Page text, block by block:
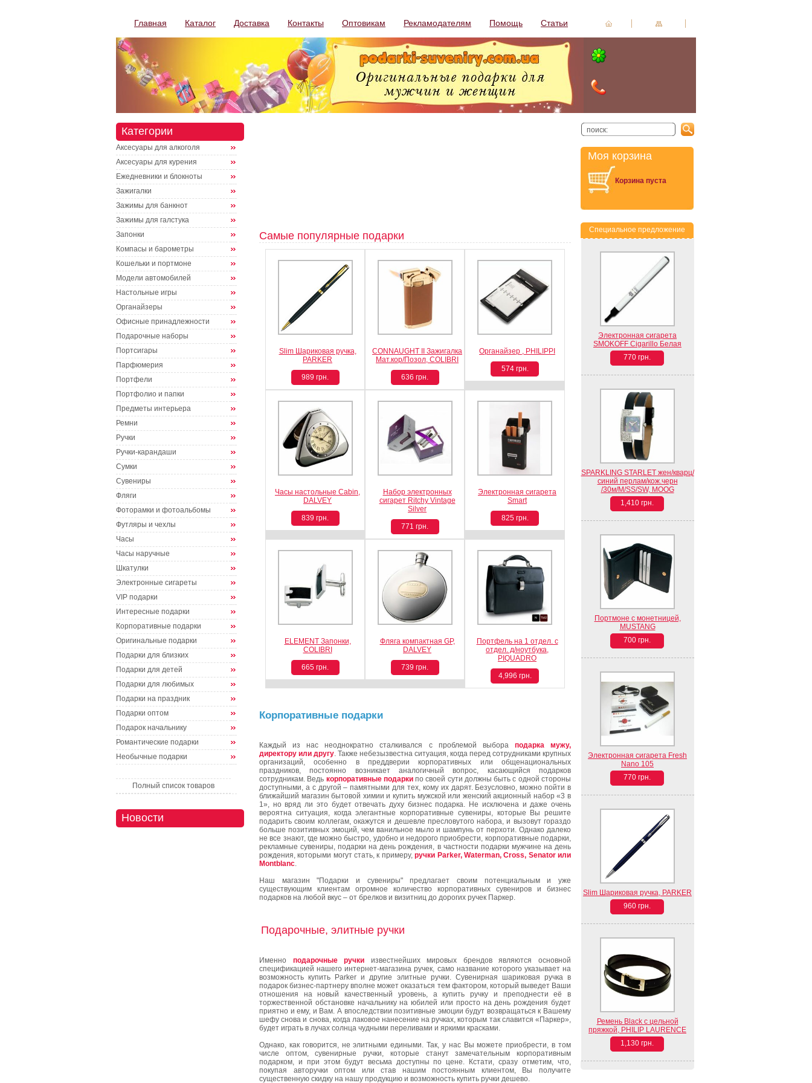
Главная Каталог Доставка Контакты Оптовикам Рекламодателям Помощь Статьи
Категории
Аксесуары для алкоголя
Аксесуары для курения
Ежедневники и блокноты
Зажигалки
Зажимы для банкнот
Зажимы для галстука
Запонки
Компасы и барометры
Кошельки и портмоне
Модели автомобилей
Настольные игры
Органайзеры
Офисные принадлежности
Подарочные наборы
Портсигары
Парфюмерия
Портфели
Портфолио и папки
Предметы интерьера
Ремни
Ручки
Ручки-карандаши
Сумки
Сувениры
Фляги
Фоторамки и фотоальбомы
Футляры и чехлы
Часы
Часы наручные
Шкатулки
Электронные сигареты
VIP подарки
Интересные подарки
Корпоративные подарки
Оригинальные подарки
Подарки для близких
Подарки для детей
Подарки для любимых
Подарки на праздник
Подарки оптом
Подарок начальнику
Романтические подарки
Необычные подарки
Полный список товаров
Новости
Самые популярные подарки
Slim Шариковая ручка,
PARKER
989 грн.
CONNAUGHT II Зажигалка
Мат.кор/Позол, COLIBRI
636 грн.
Органайзер , PHILIPPI
574 грн.
Часы настольные Cabin,
DALVEY
839 грн.
Набор электронных
сигарет Ritchy Vintage
Silver
771 грн.
Электронная сигарета
Smart
825 грн.
ELEMENT Запонки,
COLIBRI
665 грн.
Фляга компактная GP,
DALVEY
739 грн.
Портфель на 1 отдел. с
отдел. д/ноутбука,
PIQUADRO
4,996 грн.
Корпоративные подарки
Каждый из нас неоднократно сталкивался с проблемой выбора подарка мужу,
директору или другу. Также небезызвестна ситуация, когда перед сотрудниками крупных
организаций, особенно в преддверии корпоративных или общенациональных
праздников, постоянно возникает аналогичный вопрос, касающийся подарков
сотрудникам. Ведь корпоративные подаркипо своей сути должны быть с одной стороны
доступными, а с другой – памятными для тех, кому их дарят. Безусловно, можно пойти в
ближайший магазин бытовой химии и купить мужской или женский акционный набор «3 в
1», но вряд ли это будет отвечать духу бизнес подарка. Не исключена и даже очень
вероятна ситуация, когда элегантные корпоративные сувениры, которые Вы решите
подарить своим коллегам, окажутся и дешевле пресловутого набора, и вызовут гораздо
больше позитивных эмоций, чем ванильное мыло и шампунь от перхоти. Однако далеко
не все знают, где можно быстро, удобно и недорого приобрести, корпоративные подарки,
рекламные сувениры, подарки на день рождения, в частности подарки мужчине на день
рождения, которыми могут стать, к примеру,ручки Parker, Waterman, Cross, Senator или
Montblanc.
Наш магазин "Подарки и сувениры" предлагает своим потенциальным и уже
существующим клиентам огромное количество корпоративных сувениров и бизнес
подарков на любой вкус – от брелков и визитниц до дорогих ручек Паркер.
Подарочные, элитные ручки
Именно подарочные ручки известнейших мировых брендов являются основной
спецификацией нашего интернет-магазина ручек, само название которого указывает на
возможность купить Parker и другие элитные ручки. Сувенирная шариковая ручка в
подарок бизнес-партнеру вполне может оказаться тем фактором, который выведет Ваши
отношения на новый качественный уровень, а купить ручку и преподнести её в
торжественной обстановке начальнику на юбилей или просто на день рождения будет
приятно и ему, и Вам. А впоследствии позитивные эмоции будут возвращаться к Вашему
шефу снова и снова, когда лаковое нанесение на ручках, которым так славится «Паркер»,
будет играть в лучах солнца чудными переливами и яркими красками.
Однако, как говорится, не элитными едиными. Так, у нас Вы можете приобрести, в том
числе оптом, сувенирные ручки, которые станут замечательным корпоративным
подарком, и при этом будут весьма доступны по цене. Кстати, сразу отметим, что,
покупая авторучки оптом или став нашим постоянным клиентом, Вы получите
существенную скидку на нашу продукцию и возможность купить ручки дешево.
Моя корзина
Корзина пуста
Специальное предложение
Электронная сигарета
SMOKOFF Cigarillo Белая
770 грн.
SPARKLING STARLET жен/кварц/
синий перлам/кож.черн
/30м/M/SS/SW, MOOG
1,410 грн.
Портмоне с монетницей,
MUSTANG
700 грн.
Электронная сигарета Fresh
Nano 105
770 грн.
Slim Шариковая ручка, PARKER
960 грн.
Ремень Black с цельной
пряжкой, PHILIP LAURENCE
1,130 грн.